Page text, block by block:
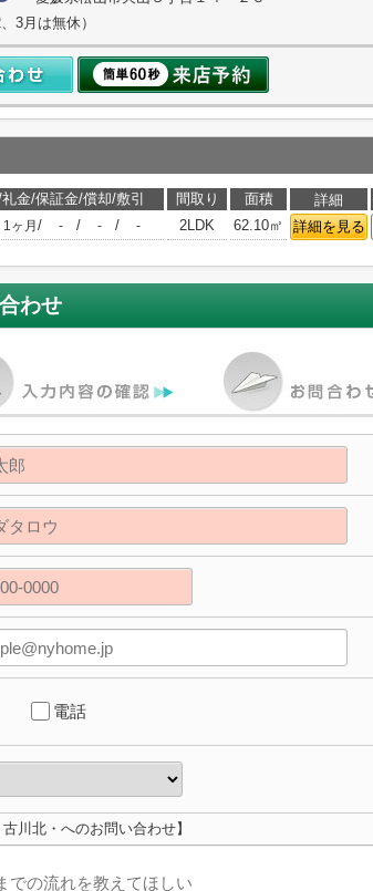
3月は無休）
金/保証金/償却/敷引 間取り 面積 詳細
1ヶ月 / - / - / - 2LDK 62.10㎡ 詳細を見る
わせ
電話
古川北・へのお問い合わせ】